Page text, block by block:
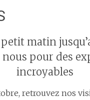
petit matin
pour des
incroyables
retrouvez nos